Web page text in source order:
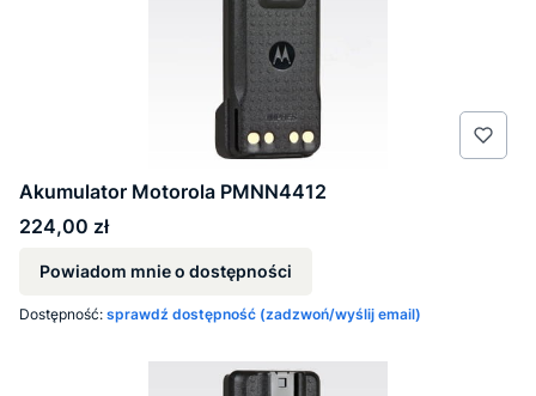
Akumulator Motorola PMNN4412
Cena
224,00 zł
Powiadom mnie o dostępności
Dostępność: sprawdź dostępność (zadzwoń/wyślij email)